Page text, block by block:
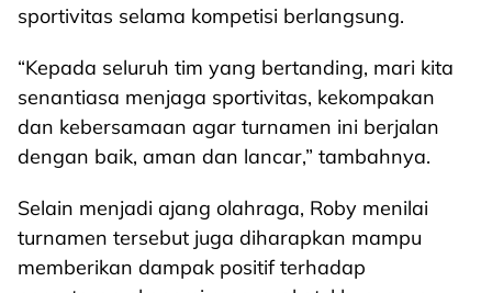
sportivitas selama kompetisi berlangsung.
“Kepada seluruh tim yang bertanding, mari kita
senantiasa menjaga sportivitas, kekompakan
dan kebersamaan agar turnamen ini berjalan
dengan baik, aman dan lancar,” tambahnya.
Selain menjadi ajang olahraga, Roby menilai
turnamen tersebut juga diharapkan mampu
memberikan dampak positif terhadap